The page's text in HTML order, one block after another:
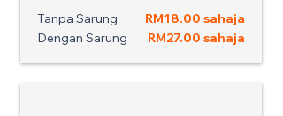
Tanpa Sarung
RM18.00 sahaja
Dengan Sarung
RM27.00 sahaja